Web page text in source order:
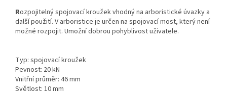
Rozpojitelný spojovací kroužek vhodný na arboristické úvazky a
další použití. V arboristice je určen na spojovací most, který není
možné rozpojit. Umožní dobrou pohyblivost uživatele.
Typ: spojovací kroužek
Pevnost: 20 kN
Vnitřní průměr: 46 mm
Světlost: 10 mm